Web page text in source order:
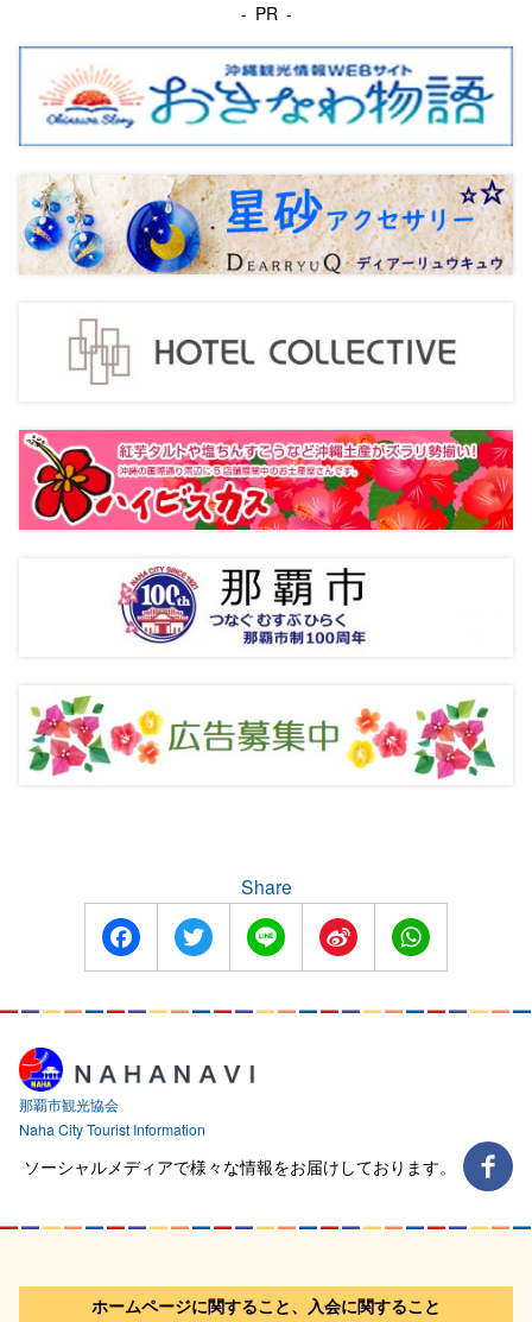
PR
Share
FacebookTwitter Line
Sina
Weibo
WhatsApp
那覇市観光協会
Naha City Tourist Information
ソーシャルメディアで様々な情報をお届けしております。
ホームページに関すること、入会に関すること